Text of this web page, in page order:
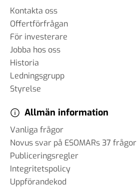
Kontakta oss
Offertförfrågan
För investerare
Jobba hos oss
Historia
Ledningsgrupp
Styrelse
Allmän information
Vanliga frågor
Novus svar på ESOMARs 37 frågor
Publiceringsregler
Integritetspolicy
Uppförandekod